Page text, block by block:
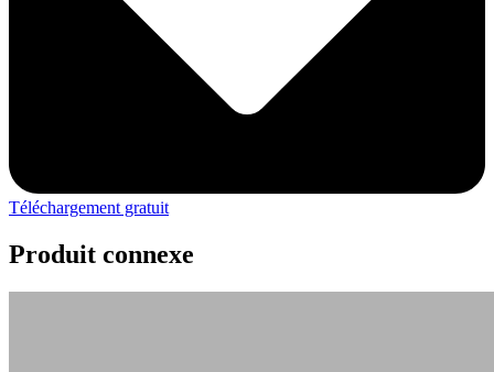
Téléchargement gratuit
Produit connexe